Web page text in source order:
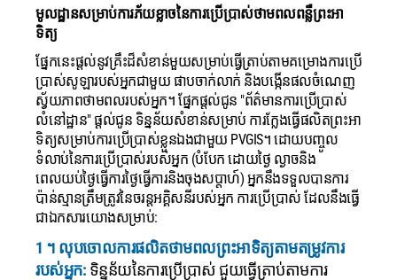
មូលដ្ឋានសម្រាប់ការភ័យខ្លាចនៃការប្រើប្រាស់ថាមពលពន្លឺព្រះអា
ទិត្យ
ផ្នែកនេះផ្តល់នូវគ្រឹះដ៏សំខាន់មួយសម្រាប់ធ្វើត្រាប់តាមគម្រោងការប្រើ
ប្រាស់សូឡារបស់អ្នកជាមួយ ផាបចាក់លាក់ និងបង្កើនផលចំណេញ
ស្វ័យភាពថាមពលរបស់អ្នក។ ផ្នែកផ្តល់ជូន "ព័ត៌មានការប្រើប្រាស់
លំនៅដ្ឋាន" ផ្តល់ជូន ទិន្នន័យសំខាន់សម្រាប់ ការក្លែងធ្វើផលិតព្រះអា
ទិត្យសម្រាប់ការប្រើប្រាស់ខ្លួនឯងជាមួយ PVGIS។ ដោយបញ្ចូល
ទំលាប់នៃការប្រើប្រាស់របស់អ្នក (បំបែក ដោយថ្ងៃ ល្ងាចនិង
ពេលយប់ថ្ងៃធ្វើការថ្ងៃធ្វើការនិងចុងសប្តាហ៍) អ្នកនឹងទទួលបានការ
ប៉ាន់ស្មានត្រឹមត្រូវនៃចរន្តអគ្គិសនីរបស់អ្នក ការប្រើប្រាស់ ដែលនឹងធ្វើ
ជាឯកសារយោងសម្រាប់:
1 ។ លុបចោលការផលិតថាមពលព្រះអាទិត្យតាមតម្រូវការ
របស់អ្នក: ទិន្នន័យនៃការប្រើប្រាស់ ជួយធ្វើត្រាប់តាមការ